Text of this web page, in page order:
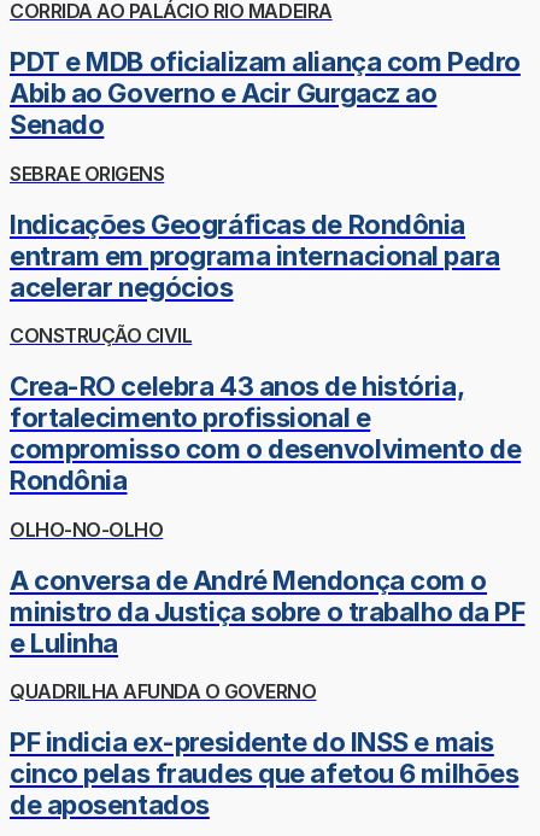
CORRIDA AO PALÁCIO RIO MADEIRA
PDT e MDB oficializam aliança com Pedro
Abib ao Governo e Acir Gurgacz ao
Senado
SEBRAE ORIGENS
Indicações Geográficas de Rondônia
entram em programa internacional para
acelerar negócios
CONSTRUÇÃO CIVIL
Crea-RO celebra 43 anos de história,
fortalecimento profissional e
compromisso com o desenvolvimento de
Rondônia
OLHO-NO-OLHO
A conversa de André Mendonça com o
ministro da Justiça sobre o trabalho da PF
e Lulinha
QUADRILHA AFUNDA O GOVERNO
PF indicia ex-presidente do INSS e mais
cinco pelas fraudes que afetou 6 milhões
de aposentados